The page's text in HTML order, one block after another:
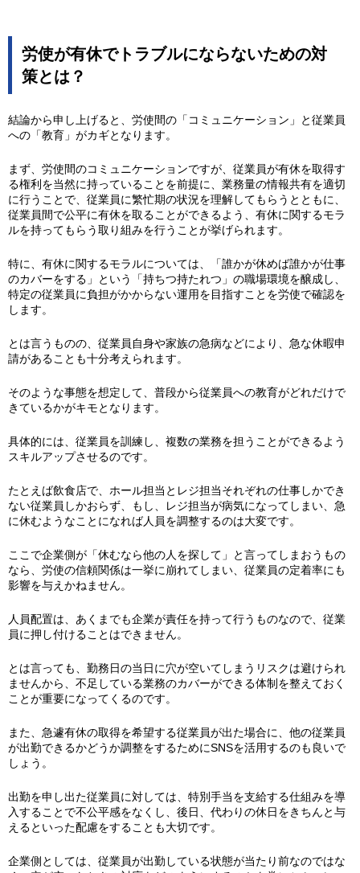
労使が有休でトラブルにならないための対
策とは？
結論から申し上げると、労使間の「コミュニケーション」と従業員
への「教育」がカギとなります。
まず、労使間のコミュニケーションですが、従業員が有休を取得す
る権利を当然に持っていることを前提に、業務量の情報共有を適切
に行うことで、従業員に繁忙期の状況を理解してもらうとともに、
従業員間で公平に有休を取ることができるよう、有休に関するモラ
ルを持ってもらう取り組みを行うことが挙げられます。
特に、有休に関するモラルについては、「誰かが休めば誰かが仕事
のカバーをする」という「持ちつ持たれつ」の職場環境を醸成し、
特定の従業員に負担がかからない運用を目指すことを労使で確認を
します。
とは言うものの、従業員自身や家族の急病などにより、急な休暇申
請があることも十分考えられます。
そのような事態を想定して、普段から従業員への教育がどれだけで
きているかがキモとなります。
具体的には、従業員を訓練し、複数の業務を担うことができるよう
スキルアップさせるのです。
たとえば飲食店で、ホール担当とレジ担当それぞれの仕事しかでき
ない従業員しかおらず、もし、レジ担当が病気になってしまい、急
に休むようなことになれば人員を調整するのは大変です。
ここで企業側が「休むなら他の人を探して」と言ってしまおうもの
なら、労使の信頼関係は一挙に崩れてしまい、従業員の定着率にも
影響を与えかねません。
人員配置は、あくまでも企業が責任を持って行うものなので、従業
員に押し付けることはできません。
とは言っても、勤務日の当日に穴が空いてしまうリスクは避けられ
ませんから、不足している業務のカバーができる体制を整えておく
ことが重要になってくるのです。
また、急遽有休の取得を希望する従業員が出た場合に、他の従業員
が出勤できるかどうか調整をするためにSNSを活用するのも良いで
しょう。
出勤を申し出た従業員に対しては、特別手当を支給する仕組みを導
入することで不公平感をなくし、後日、代わりの休日をきちんと与
えるといった配慮をすることも大切です。
企業側としては、従業員が出勤している状態が当たり前なのではな